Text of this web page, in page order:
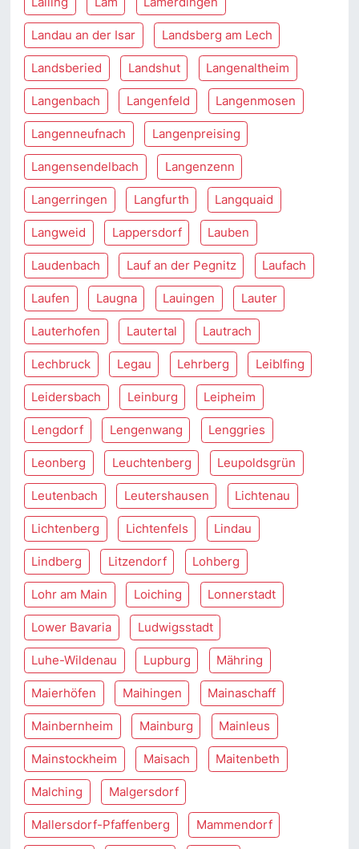
Landau an der Isar Landsberg am Lech
Landsberied Landshut Langenaltheim
Langenbach Langenfeld Langenmosen
Langenneufnach Langenpreising
Langensendelbach Langenzenn
Langerringen Langfurth Langquaid
Langweid Lappersdorf Lauben
Laudenbach Lauf an der Pegnitz Laufach
Laufen Laugna Lauingen Lauter
Lauterhofen Lautertal Lautrach
Lechbruck Legau Lehrberg Leiblfing
Leidersbach Leinburg Leipheim
Lengdorf Lengenwang Lenggries
Leonberg Leuchtenberg Leupoldsgrün
Leutenbach Leutershausen Lichtenau
Lichtenberg Lichtenfels Lindau
Lindberg Litzendorf Lohberg
Lohr am Main Loiching Lonnerstadt
Lower Bavaria Ludwigsstadt
Luhe-Wildenau Lupburg Mähring
Maierhöfen Maihingen Mainaschaff
Mainbernheim Mainburg Mainleus
Mainstockheim Maisach Maitenbeth
Malching Malgersdorf
Mallersdorf-Pfaffenberg Mammendorf